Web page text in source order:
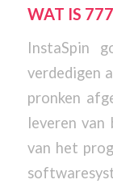
WAT IS
InstaSpin
verdedigen
pronken
leveren van
van het